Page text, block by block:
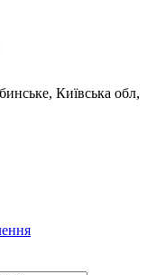
Київська обл,